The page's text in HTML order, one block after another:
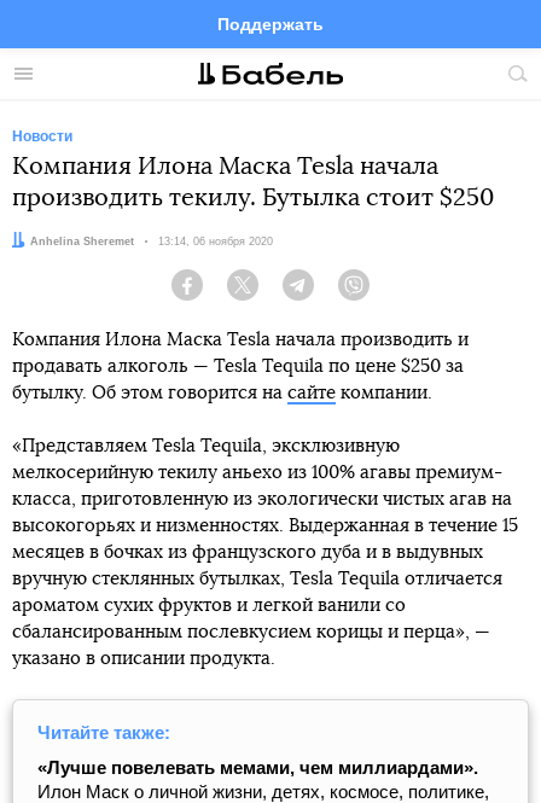
Меню
Поддержать
FacebookTelegramTwitter
Новости
Компания Илона Маска Tesla начала
производить текилу. Бутылка стоит $250
Автор:
Anhelina Sheremet Дата:
13:14, 06 ноября 2020
Facebook Twitter Telegram
Компания Илона Маска Tesla начала производить и
продавать алкоголь — Tesla Tequila по цене $250 за
бутылку. Об этом говорится на сайте компании.
«Представляем Tesla Tequila, эксклюзивную
мелкосерийную текилу аньехо из 100% агавы премиум-
класса, приготовленную из экологически чистых агав на
высокогорьях и низменностях. Выдержанная в течение 15
месяцев в бочках из французского дуба и в выдувных
вручную стеклянных бутылках, Tesla Tequila отличается
ароматом сухих фруктов и легкой ванили со
сбалансированным послевкусием корицы и перца», —
указано в описании продукта.
Читайте также:
«Лучше повелевать мемами, чем миллиардами».
Илон Маск о личной жизни, детях, космосе, политике,